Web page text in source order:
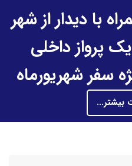
با دیدار از شهر
پرواز داخلی
سفر شهریورماه
بیشتر...